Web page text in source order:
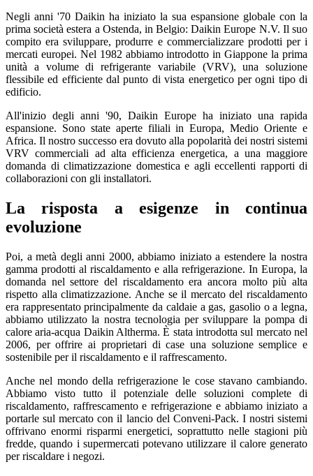
Negli anni '70 Daikin ha iniziato la sua espansione globale con la
prima società estera a Ostenda, in Belgio: Daikin Europe N.V. Il suo
compito era sviluppare, produrre e commercializzare prodotti per i
mercati europei. Nel 1982 abbiamo introdotto in Giappone la prima
unità a volume di refrigerante variabile (VRV), una soluzione
flessibile ed efficiente dal punto di vista energetico per ogni tipo di
edificio.
All'inizio degli anni '90, Daikin Europe ha iniziato una rapida
espansione. Sono state aperte filiali in Europa, Medio Oriente e
Africa. Il nostro successo era dovuto alla popolarità dei nostri sistemi
VRV commerciali ad alta efficienza energetica, a una maggiore
domanda di climatizzazione domestica e agli eccellenti rapporti di
collaborazioni con gli installatori.
La risposta a esigenze in continua
evoluzione
Poi, a metà degli anni 2000, abbiamo iniziato a estendere la nostra
gamma prodotti al riscaldamento e alla refrigerazione. In Europa, la
domanda nel settore del riscaldamento era ancora molto più alta
rispetto alla climatizzazione. Anche se il mercato del riscaldamento
era rappresentato principalmente da caldaie a gas, gasolio o a legna,
abbiamo utilizzato la nostra tecnologia per sviluppare la pompa di
calore aria-acqua Daikin Altherma. È stata introdotta sul mercato nel
2006, per offrire ai proprietari di case una soluzione semplice e
sostenibile per il riscaldamento e il raffrescamento.
Anche nel mondo della refrigerazione le cose stavano cambiando.
Abbiamo visto tutto il potenziale delle soluzioni complete di
riscaldamento, raffrescamento e refrigerazione e abbiamo iniziato a
portarle sul mercato con il lancio del Conveni-Pack. I nostri sistemi
offrivano enormi risparmi energetici, soprattutto nelle stagioni più
fredde, quando i supermercati potevano utilizzare il calore generato
per riscaldare i negozi.